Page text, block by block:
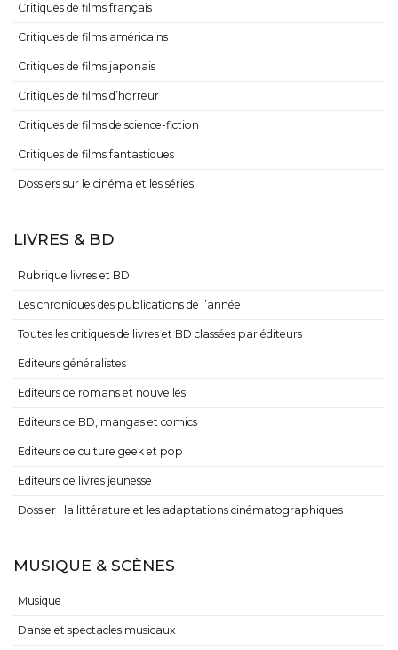
Critiques de films français
Critiques de films américains
Critiques de films japonais
Critiques de films d’horreur
Critiques de films de science-fiction
Critiques de films fantastiques
Dossiers sur le cinéma et les séries
LIVRES & BD
Rubrique livres et BD
Les chroniques des publications de l’année
Toutes les critiques de livres et BD classées par éditeurs
Editeurs généralistes
Editeurs de romans et nouvelles
Editeurs de BD, mangas et comics
Editeurs de culture geek et pop
Editeurs de livres jeunesse
Dossier : la littérature et les adaptations cinématographiques
MUSIQUE & SCÈNES
Musique
Danse et spectacles musicaux